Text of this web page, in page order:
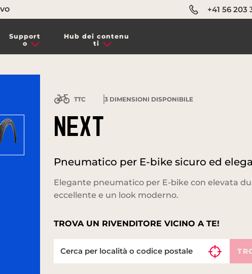
+41 56 203
Support
o
Hub dei contenu
ti
TTC 3DIMENSIONI DISPONIBILE
NEXT
Pneumatico per E-bike sicuro ed
Elegante pneumatico per E-bike con elevata
eccellente e un look moderno.
TROVA UN RIVENDITORE VICINO A TE!